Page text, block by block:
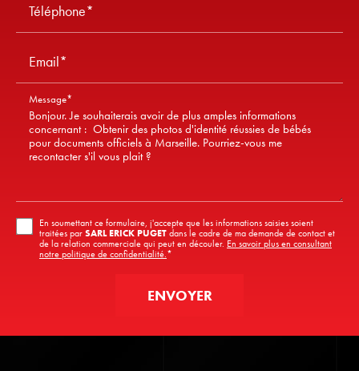
Téléphone*
Email*
Message*
En soumettant ce formulaire, j'accepte que les informations saisies soient
traitées parSARL ERICK PUGETdans le cadre de ma demande de contact et
de la relation commerciale qui peut en découler. En savoir plus en consultant
notre politique de confidentialité.*